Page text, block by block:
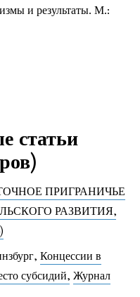
и результаты. М.:
статьи
ПРИГРАНИЧЬЕ
РАЗВИТИЯ,
Концессии в
субсидий, Журнал